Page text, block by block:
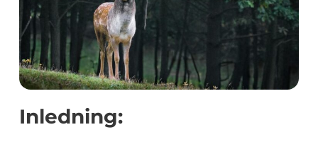
Inledning: